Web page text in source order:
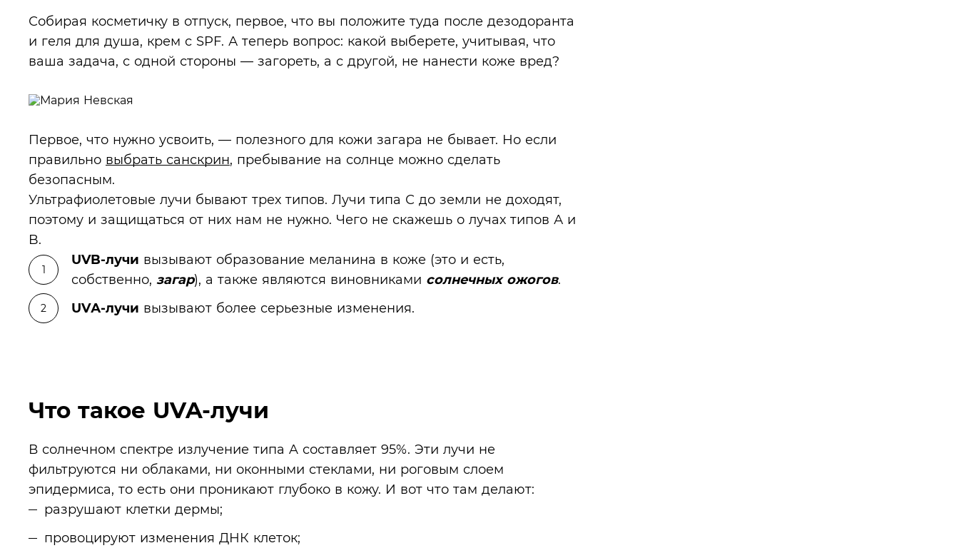
Собирая косметичку в отпуск, первое, что вы положите туда после дезодоранта
и геля для душа, крем с SPF. А теперь вопрос: какой выберете, учитывая, что
ваша задача, с одной стороны — загореть, а с другой, не нанести коже вред?
Первое, что нужно усвоить, ­— полезного для кожи загара не бывает. Но если
правильно выбрать санскрин, пребывание на солнце можно сделать
безопасным.
Ультрафиолетовые лучи бывают трех типов. Лучи типа С до земли не доходят,
поэтому и защищаться от них нам не нужно. Чего не скажешь о лучах типов А и
B.
UVB-лучи вызывают образование меланина в коже (это и есть,
собственно, загар), а также являются виновниками солнечных ожогов.
UVА-лучи вызывают более серьезные изменения.
Что такое UVA-лучи
В солнечном спектре излучение типа A составляет 95%. Эти лучи не
фильтруются ни облаками, ни оконными стеклами, ни роговым слоем
эпидермиса, то есть они проникают глубоко в кожу. И вот что там делают:
разрушают клетки дермы;
провоцируют изменения ДНК клеток;